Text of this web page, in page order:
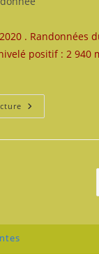
. Randonnées
positif : 2 940
Rando-
Bivouacs-